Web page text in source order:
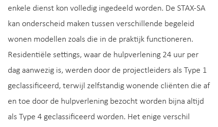
enkele dienst kon volledig ingedeeld worden. De STAX-SA
kan onderscheid maken tussen verschillende begeleid
wonen modellen zoals die in de praktijk functioneren.
Residentiële settings, waar de hulpverlening 24 uur per
dag aanwezig is, werden door de projectleiders als Type 1
geclassificeerd, terwijl zelfstandig wonende cliënten die af
en toe door de hulpverlening bezocht worden bijna altijd
als Type 4 geclassificeerd worden. Het enige verschil